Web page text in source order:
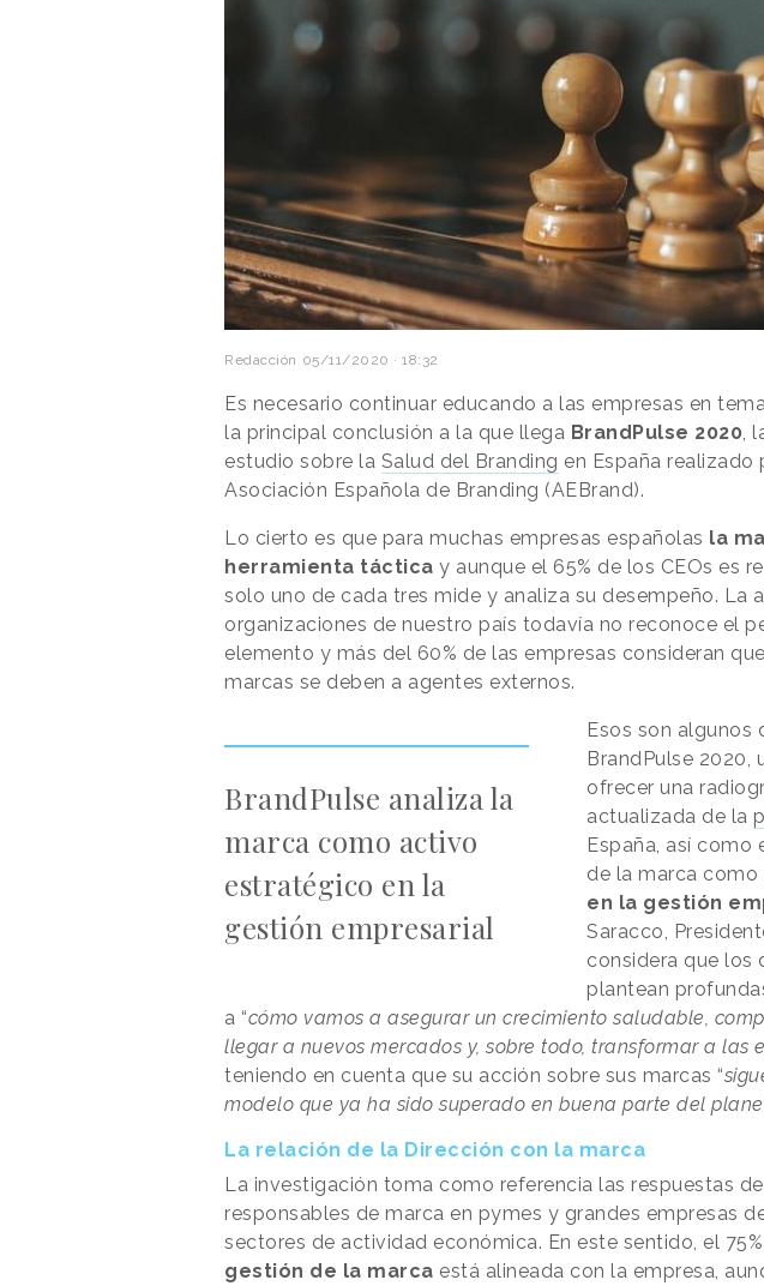
Redacción 05/11/2020 · 18:32
Es necesario continuar educando a las empresas en
la principal conclusión a la que llega BrandPulse 2020 ,
estudio sobre la Salud del Branding en España realizado
Asociación Española de Branding (AEBrand).
Lo cierto es que para muchas empresas españolas la
herramienta táctica y aunque el 65% de los CEOs es
solo uno de cada tres mide y analiza su desempeño. La
organizaciones de nuestro país todavía no reconoce el
elemento y más del 60% de las empresas consideran
marcas se deben a agentes externos.
BrandPulse analiza la
marca como activo
estratégico en la
gestión empresarial
Esos son algunos
BrandPulse 2020,
ofrecer una
actualizada de la
España, así como
de la marca como
en la gestión
Saracco,
considera que los
plantean
a “cómo vamos a asegurar un crecimiento saludable,
llegar a nuevos mercados y, sobre todo, transformar a las
teniendo en cuenta que su acción sobre sus marcas “
modelo que ya ha sido superado en buena parte del
La relación de la Dirección con la marca
La investigación toma como referencia las respuestas
responsables de marca en pymes y grandes empresas
sectores de actividad económica. En este sentido, el
gestión de la marca está alineada con la empresa,